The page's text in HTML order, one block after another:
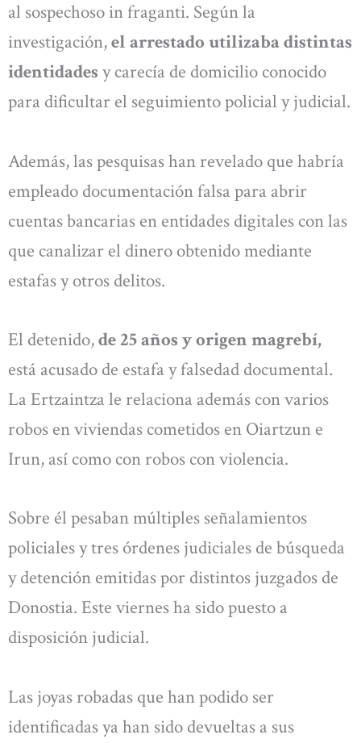
al sospechoso in fraganti. Según la
investigación,el arrestado utilizaba distintas
identidades y carecía de domicilio conocido
para dificultar el seguimiento policial y judicial.
Además, las pesquisas han revelado que habría
empleado documentación falsa para abrir
cuentas bancarias en entidades digitales con las
que canalizar el dinero obtenido mediante
estafas y otros delitos.
El detenido,de 25 años y origen magrebí,
está acusado de estafa y falsedad documental.
La Ertzaintza le relaciona además con varios
robos en viviendas cometidos en Oiartzun e
Irun, así como con robos con violencia.
Sobre él pesaban múltiples señalamientos
policiales y tres órdenes judiciales de búsqueda
y detención emitidas por distintos juzgados de
Donostia. Este viernes ha sido puesto a
disposición judicial.
Las joyas robadas que han podido ser
identificadas ya han sido devueltas a sus